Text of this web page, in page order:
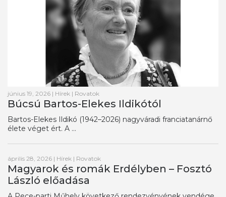
június 19, 2026 | Hírek | Rovatok
Búcsú Bartos-Elekes Ildikótól
Bartos-Elekes Ildikó (1942–2026) nagyváradi franciatanárnő
élete véget ért. A ...
április 28, 2026 | Hírek | Rovatok
Magyarok és romák Erdélyben – Fosztó
László előadása